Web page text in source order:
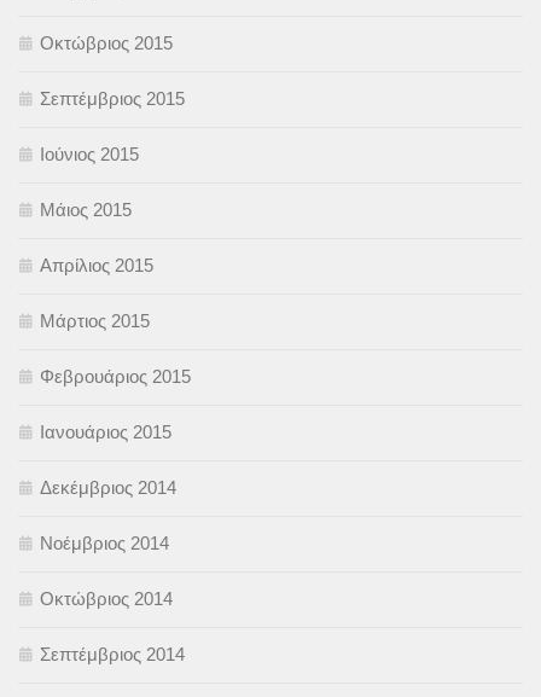
Οκτώβριος 2015
Σεπτέμβριος 2015
Ιούνιος 2015
Μάιος 2015
Απρίλιος 2015
Μάρτιος 2015
Φεβρουάριος 2015
Ιανουάριος 2015
Δεκέμβριος 2014
Νοέμβριος 2014
Οκτώβριος 2014
Σεπτέμβριος 2014